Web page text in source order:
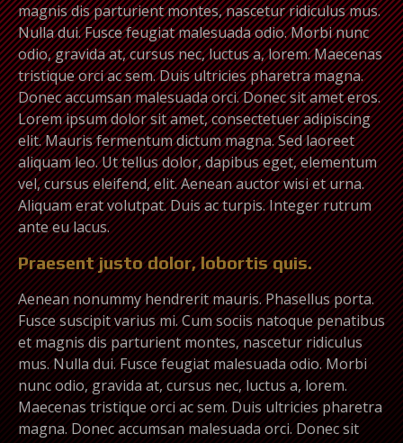
magnis dis parturient montes, nascetur ridiculus mus.
Nulla dui. Fusce feugiat malesuada odio. Morbi nunc
odio, gravida at, cursus nec, luctus a, lorem. Maecenas
tristique orci ac sem. Duis ultricies pharetra magna.
Donec accumsan malesuada orci. Donec sit amet eros.
Lorem ipsum dolor sit amet, consectetuer adipiscing
elit. Mauris fermentum dictum magna. Sed laoreet
aliquam leo. Ut tellus dolor, dapibus eget, elementum
vel, cursus eleifend, elit. Aenean auctor wisi et urna.
Aliquam erat volutpat. Duis ac turpis. Integer rutrum
ante eu lacus.
Praesent justo dolor, lobortis quis.
Aenean nonummy hendrerit mauris. Phasellus porta.
Fusce suscipit varius mi. Cum sociis natoque penatibus
et magnis dis parturient montes, nascetur ridiculus
mus. Nulla dui. Fusce feugiat malesuada odio. Morbi
nunc odio, gravida at, cursus nec, luctus a, lorem.
Maecenas tristique orci ac sem. Duis ultricies pharetra
magna. Donec accumsan malesuada orci. Donec sit